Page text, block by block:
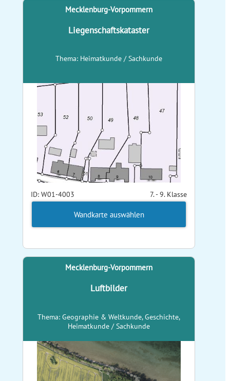
Mecklenburg-Vorpommern
Liegenschaftskataster
Thema: Heimatkunde / Sachkunde
ID: W01-4003 7. - 9. Klasse
Wandkarte auswählen
Mecklenburg-Vorpommern
Luftbilder
Thema: Geographie & Weltkunde, Geschichte,
Heimatkunde / Sachkunde